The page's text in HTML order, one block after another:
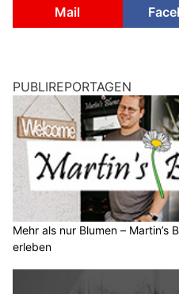
Mail
PUBLIREPORTAGEN
Mehr als nur Blumen – Martin’s
erleben